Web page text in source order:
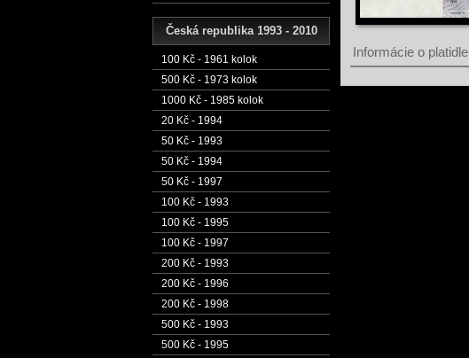
Česká republika 1993 - 2010
100 Kč - 1961 kolok
500 Kč - 1973 kolok
1000 Kč - 1985 kolok
20 Kč - 1994
50 Kč - 1993
50 Kč - 1994
50 Kč - 1997
100 Kč - 1993
100 Kč - 1995
100 Kč - 1997
200 Kč - 1993
200 Kč - 1996
200 Kč - 1998
500 Kč - 1993
500 Kč - 1995
Informácie o platidle